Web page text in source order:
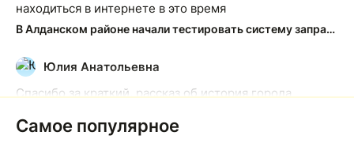
находиться в интернете в это время
В Алданском районе начали тестировать систему заправки по QR-кодам
Ю
Юлия Анатольевна
Спасибо за краткий, рассказ об история города
Якутск сквозь века: от острога до столицы республики
Самое популярное